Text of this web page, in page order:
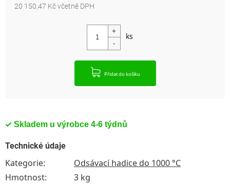
Skladem u výrobce 4-6 týdnů
20 150,47 Kč včetně DPH
Přidat do košíku
Technické údaje
Kategorie:
Odsávací hadice do 1000 °C
Hmotnost:
3 kg